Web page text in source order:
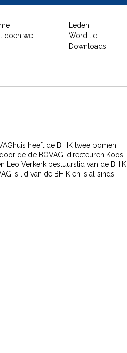
doen we
Leden
Word lid
Downloads
heeft de BHIK twee bomen
de de BOVAG-directeuren Koos
Leo Verkerk bestuurslid van de BHIK
is lid van de BHIK en is al sinds